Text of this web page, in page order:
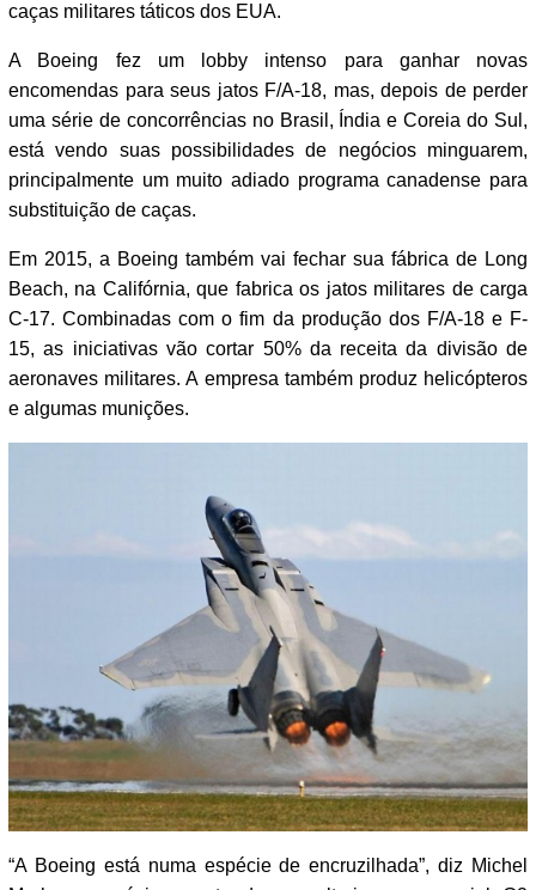
caças militares táticos dos EUA.
A Boeing fez um lobby intenso para ganhar novas
encomendas para seus jatos F/A-18, mas, depois de perder
uma série de concorrências no Brasil, Índia e Coreia do Sul,
está vendo suas possibilidades de negócios minguarem,
principalmente um muito adiado programa canadense para
substituição de caças.
Em 2015, a Boeing também vai fechar sua fábrica de Long
Beach, na Califórnia, que fabrica os jatos militares de carga
C-17. Combinadas com o fim da produção dos F/A-18 e F-
15, as iniciativas vão cortar 50% da receita da divisão de
aeronaves militares. A empresa também produz helicópteros
e algumas munições.
“A Boeing está numa espécie de encruzilhada”, diz Michel